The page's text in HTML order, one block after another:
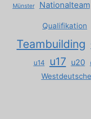
Münster Nationalteam
Qualifikation
Teambuilding
u14 u17 u20